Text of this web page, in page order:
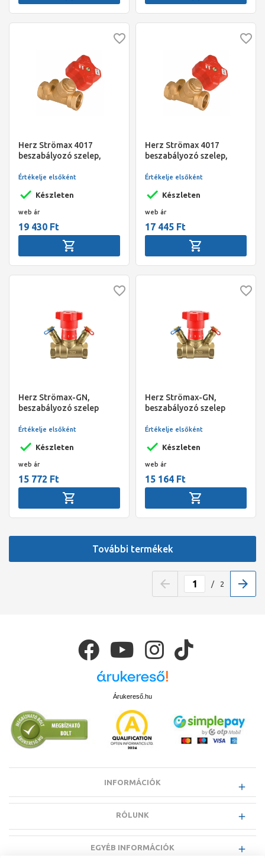
Herz Strömax 4017
beszabályozó szelep,
nélkül, R 3/4" Kvs:3,6
Készleten
Értékelje elsőként
web ár
19 430 Ft
Herz Strömax 4017
beszabályozó szelep,
nélkül, R 1/2" Kvs:2,0
Készleten
Értékelje elsőként
web ár
17 445 Ft
Herz Strömax-GN,
beszabályozó szelep
méréshez egyenes testtel,
DN20 3/4"
Készleten
Értékelje elsőként
web ár
15 772 Ft
Herz Strömax-GN,
beszabályozó szelep
méréshez egyenes testtel,
DN15 1/2"
Készleten
Értékelje elsőként
web ár
15 164 Ft
További termékek
/ 2
Árukereső.hu
INFORMÁCIÓK
RÓLUNK
EGYÉB INFORMÁCIÓK